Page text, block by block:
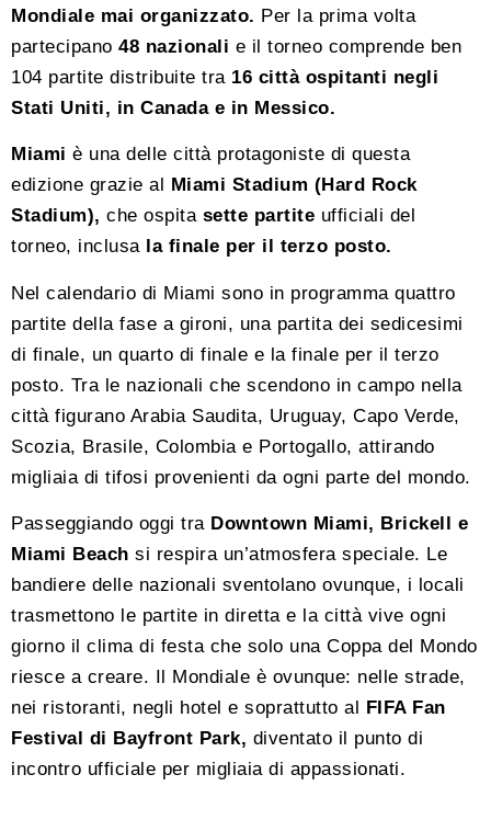
Mondiale mai organizzato. Per la prima volta
partecipano 48 nazionali e il torneo comprende ben
104 partite distribuite tra 16 città ospitanti negli
Stati Uniti, in Canada e in Messico.
Miami è una delle città protagoniste di questa
edizione grazie al Miami Stadium (Hard Rock
Stadium), che ospita sette partite ufficiali del
torneo, inclusa la finale per il terzo posto.
Nel calendario di Miami sono in programma quattro
partite della fase a gironi, una partita dei sedicesimi
di finale, un quarto di finale e la finale per il terzo
posto. Tra le nazionali che scendono in campo nella
città figurano Arabia Saudita, Uruguay, Capo Verde,
Scozia, Brasile, Colombia e Portogallo, attirando
migliaia di tifosi provenienti da ogni parte del mondo.
Passeggiando oggi tra Downtown Miami, Brickell e
Miami Beach si respira un’atmosfera speciale. Le
bandiere delle nazionali sventolano ovunque, i locali
trasmettono le partite in diretta e la città vive ogni
giorno il clima di festa che solo una Coppa del Mondo
riesce a creare. Il Mondiale è ovunque: nelle strade,
nei ristoranti, negli hotel e soprattutto al FIFA Fan
Festival di Bayfront Park, diventato il punto di
incontro ufficiale per migliaia di appassionati.